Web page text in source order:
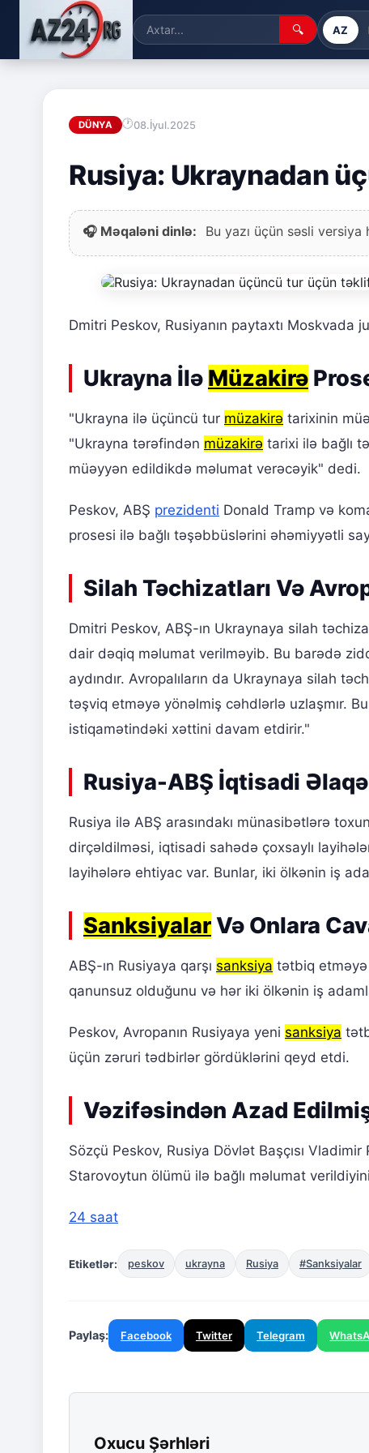
🔍 AZ
DÜNYA 08.İyul.2025
Rusiya: Ukraynadan
🎧 Məqaləni dinlə: Bu yazı üçün səsli versiya
Dmitri Peskov, Rusiyanın paytaxtı
Ukrayna İlə Müzakirə
"Ukrayna ilə üçüncü tur müzakirə tarixinin
"Ukrayna tərəfindən müzakirə tarixi ilə bağlı
müəyyən edildikdə məlumat verəcəyik" dedi.
Peskov, ABŞ prezidenti Donald Tramp və
prosesi ilə bağlı təşəbbüslərini əhəmiyyətli
Silah Təchizatları Və
Dmitri Peskov, ABŞ-ın Ukraynaya silah
dair dəqiq məlumat verilməyib. Bu barədə
aydındır. Avropalıların da Ukraynaya silah
təşviq etməyə yönəlmiş cəhdlərlə uzlaşmır.
istiqamətindəki xəttini davam etdirir."
Rusiya-ABŞ İqtisadi
Rusiya ilə ABŞ arasındakı münasibətlərə
dirçəldilməsi, iqtisadi sahədə çoxsaylı
layihələrə ehtiyac var. Bunlar, iki ölkənin iş
SanksiyalarVə Onlara
ABŞ-ın Rusiyaya qarşı sanksiya tətbiq etməyə
qanunsuz olduğunu və hər iki ölkənin iş
Peskov, Avropanın Rusiyaya yeni sanksiya
üçün zəruri tədbirlər gördüklərini qeyd etdi.
Vəzifəsindən Azad
Sözçü Peskov, Rusiya Dövlət Başçısı
Starovoytun ölümü ilə bağlı məlumat
24 saat
Etiketlər: peskov ukrayna Rusiya #Sanksiyalar
Paylaş: Facebook Twitter Telegram
Oxucu Şərhləri